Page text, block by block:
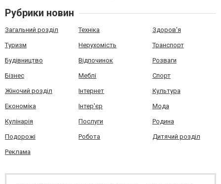
Рубрики новин
Загальний розділ Техніка Здоров'я
Туризм Нерухомість Транспорт
Будівництво Відпочинок Розваги
Бізнес Меблі Спорт
Жіночий розділ Інтернет Культура
Економіка Інтер'єр Мода
Кулінарія Послуги Родина
Подорожі Робота Дитячий розділ
Реклама